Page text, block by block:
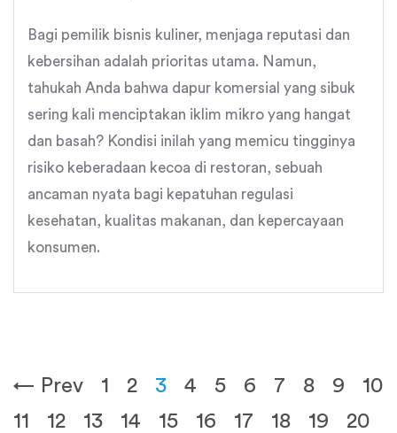
Bagi pemilik bisnis kuliner, menjaga reputasi dan
kebersihan adalah prioritas utama. Namun,
tahukah Anda bahwa dapur komersial yang sibuk
sering kali menciptakan iklim mikro yang hangat
dan basah? Kondisi inilah yang memicu tingginya
risiko keberadaan kecoa di restoran, sebuah
ancaman nyata bagi kepatuhan regulasi
kesehatan, kualitas makanan, dan kepercayaan
konsumen.
← Prev 1 2 3 4 5 6 7 8 9
10
11
12 13 14 15 16 17 18 19
20